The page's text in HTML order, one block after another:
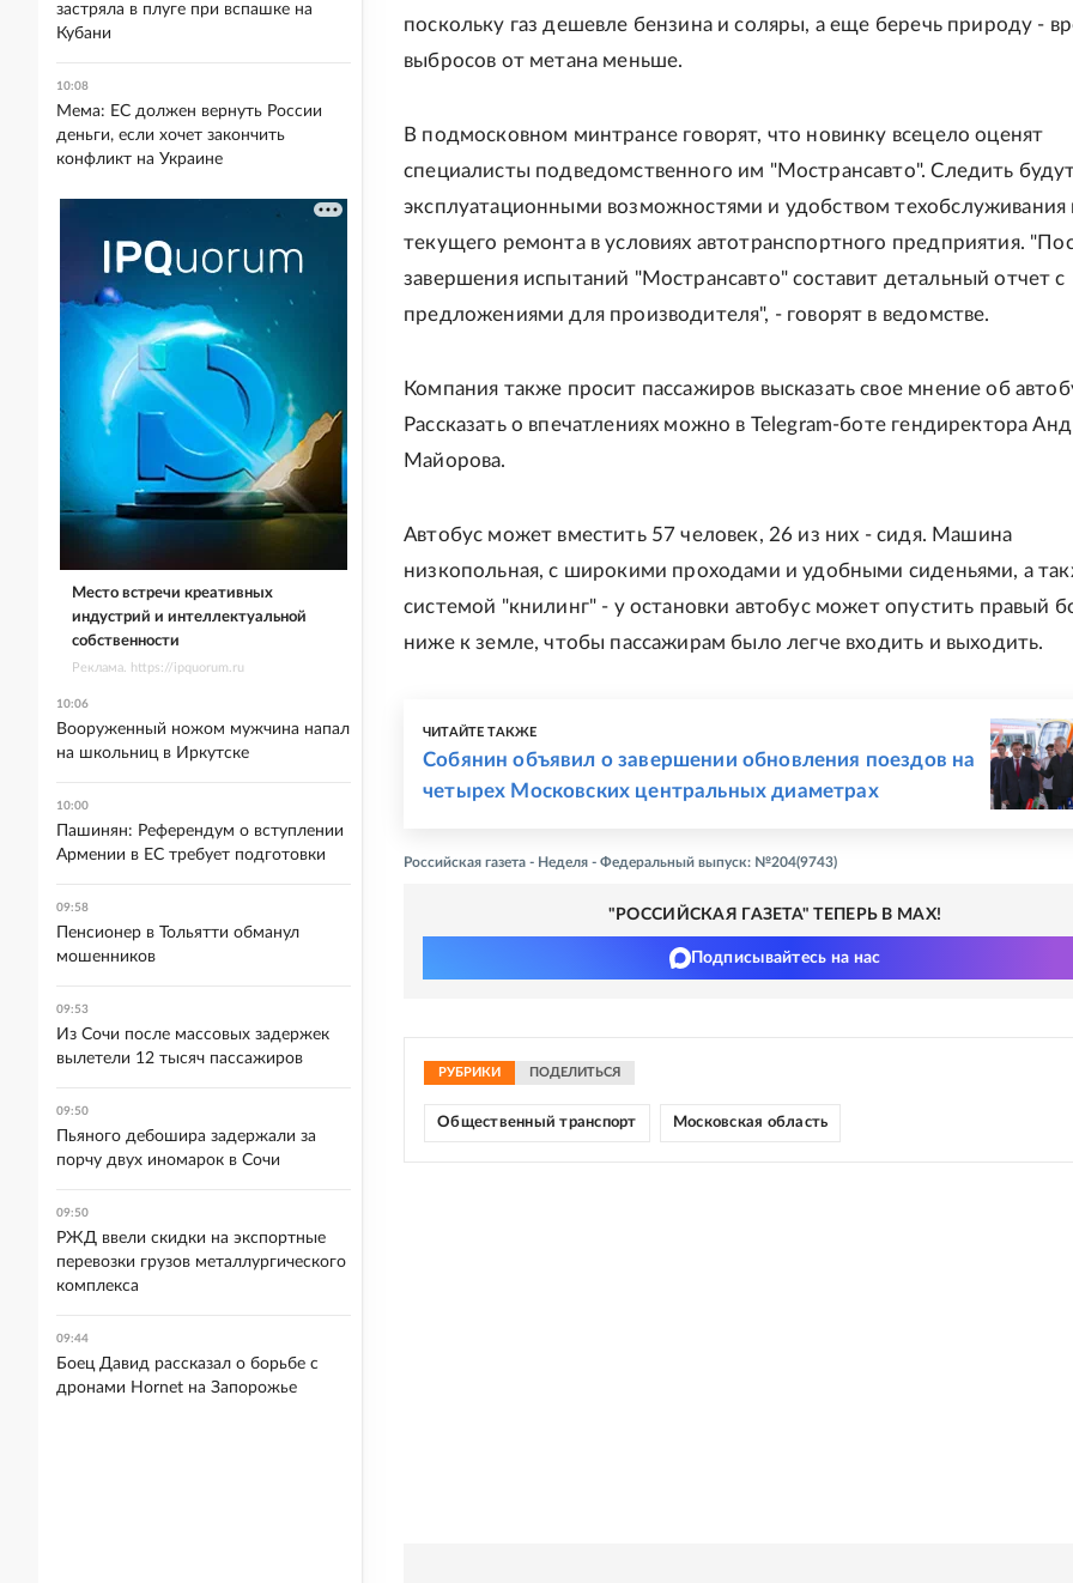
поскольку газ дешевле бензина и соляры, а еще беречь природу -
выбросов от метана меньше.
В подмосковном минтрансе говорят, что новинку всецело оценят
специалисты подведомственного им "Мострансавто". Следить
эксплуатационными возможностями и удобством техобслуживания
текущего ремонта в условиях автотранспортного предприятия.
завершения испытаний "Мострансавто" составит детальный отчет с
предложениями для производителя", - говорят в ведомстве.
Компания также просит пассажиров высказать свое мнение об
Рассказать о впечатлениях можно в Telegram-боте гендиректора
Майорова.
Автобус может вместить 57 человек, 26 из них - сидя. Машина
низкопольная, с широкими проходами и удобными сиденьями, а
системой "книлинг" - у остановки автобус может опустить правый
ниже к земле, чтобы пассажирам было легче входить и выходить.
ЧИТАЙТЕ ТАКЖЕ
Собянин объявил о завершении обновления поездов на
четырех Московских центральных диаметрах
Российская газета - Неделя - Федеральный выпуск: №204(9743)
"РОССИЙСКАЯ ГАЗЕТА" ТЕПЕРЬ В MAX!
Подписывайтесь на нас
РУБРИКИ ПОДЕЛИТЬСЯ
Общественный транспорт Московская область
застряла в плуге при вспашке на
Кубани
10:08
Мема: ЕС должен вернуть России
деньги, если хочет закончить
конфликт на Украине
Место встречи креативных
индустрий и интеллектуальной
собственности
Реклама. https://ipquorum.ru
10:06
Вооруженный ножом мужчина напал
на школьниц в Иркутске
10:00
Пашинян: Референдум о вступлении
Армении в ЕС требует подготовки
09:58
Пенсионер в Тольятти обманул
мошенников
09:53
Из Сочи после массовых задержек
вылетели 12 тысяч пассажиров
09:50
Пьяного дебошира задержали за
порчу двух иномарок в Сочи
09:50
РЖД ввели скидки на экспортные
перевозки грузов металлургического
комплекса
09:44
Боец Давид рассказал о борьбе с
дронами Hornet на Запорожье